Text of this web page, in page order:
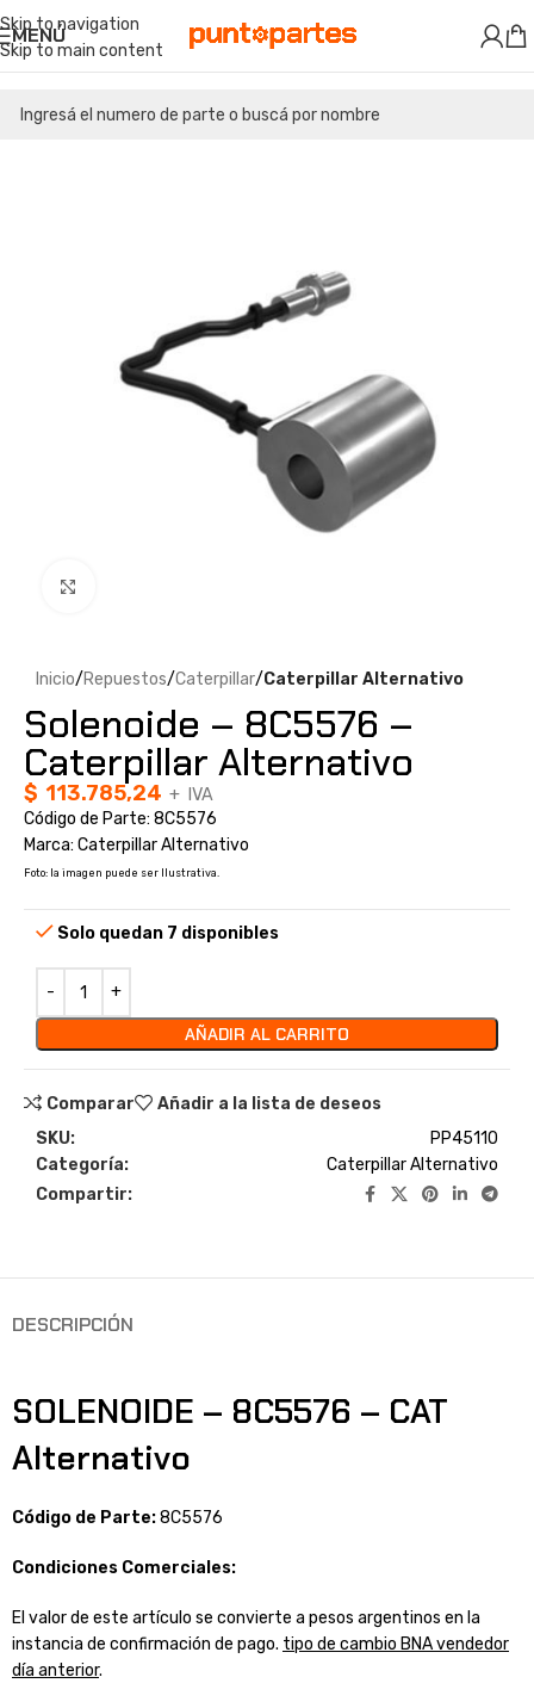
Skip to navigation
Skip to main content
MENÚ
Inicio Repuestos Caterpillar Caterpillar Alternativo
Solenoide – 8C5576 –
Caterpillar Alternativo
$ 113.785,24 + IVA
Código de Parte: 8C5576
Marca: Caterpillar Alternativo
Foto: la imagen puede ser Ilustrativa.
Solo quedan 7 disponibles
AÑADIR AL CARRITO
Comparar
Añadir a la lista de deseos
SKU:
PP45110
Categoría:
Caterpillar Alternativo
Compartir:
DESCRIPCIÓN
SOLENOIDE – 8C5576 – CAT
Alternativo
Código de Parte:8C5576
Condiciones Comerciales:
El valor de este artículo se convierte a pesos argentinos en la
instancia de confirmación de pago. tipo de cambio BNA vendedor
día anterior.